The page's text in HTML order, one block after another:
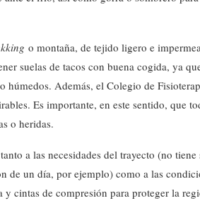
o montaña, de tejido ligero e
suelas de tacos con buena cogida, ya
Además, el Colegio de
Es importante, en este sentido, que
o heridas.
a las necesidades del trayecto (no
de un día, por ejemplo) como a las
cintas de compresión para proteger la